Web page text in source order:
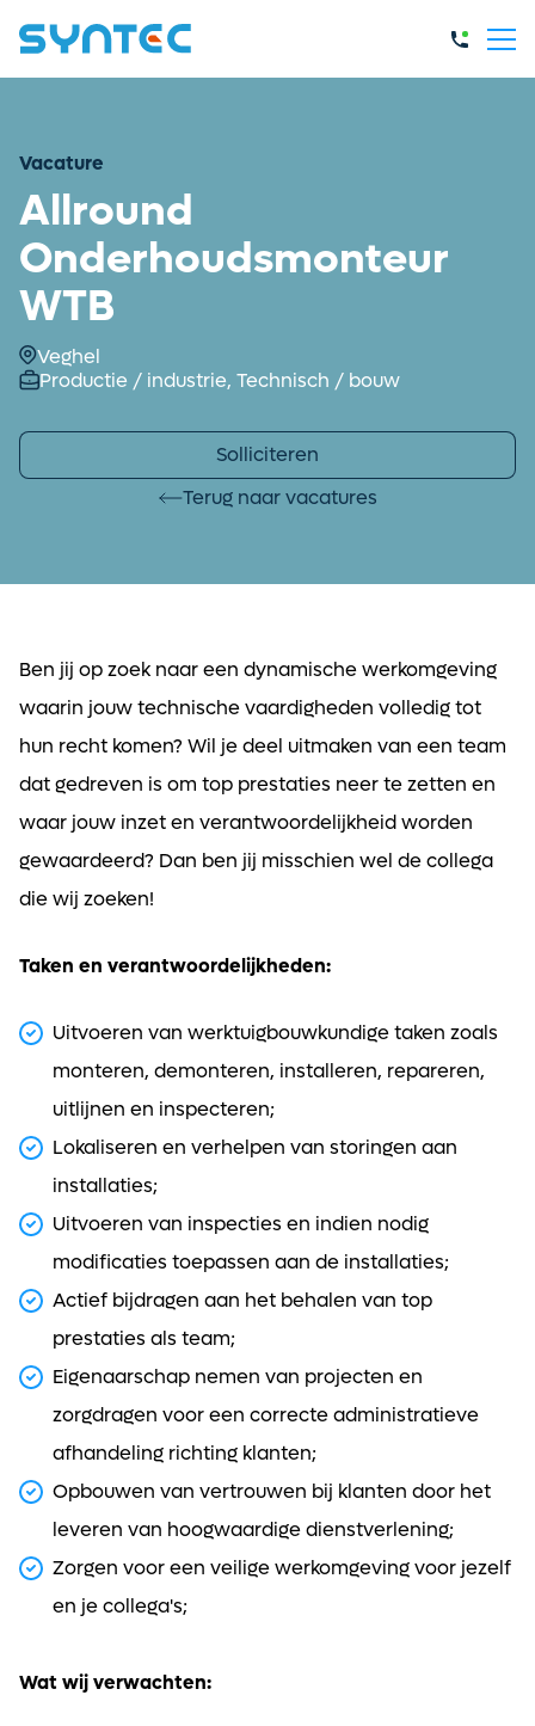
Vacature
Allround
Onderhoudsmonteur
WTB
Veghel
Productie / industrie, Technisch / bouw
Solliciteren
Terug naar vacatures
Ben jij op zoek naar een dynamische werkomgeving
waarin jouw technische vaardigheden volledig tot
hun recht komen? Wil je deel uitmaken van een team
dat gedreven is om top prestaties neer te zetten en
waar jouw inzet en verantwoordelijkheid worden
gewaardeerd? Dan ben jij misschien wel de collega
die wij zoeken!
Taken en verantwoordelijkheden:
Uitvoeren van werktuigbouwkundige taken zoals
monteren, demonteren, installeren, repareren,
uitlijnen en inspecteren;
Lokaliseren en verhelpen van storingen aan
installaties;
Uitvoeren van inspecties en indien nodig
modificaties toepassen aan de installaties;
Actief bijdragen aan het behalen van top
prestaties als team;
Eigenaarschap nemen van projecten en
zorgdragen voor een correcte administratieve
afhandeling richting klanten;
Opbouwen van vertrouwen bij klanten door het
leveren van hoogwaardige dienstverlening;
Zorgen voor een veilige werkomgeving voor jezelf
en je collega's;
Wat wij verwachten: